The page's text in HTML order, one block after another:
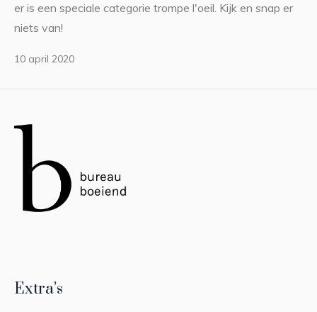
er is een speciale categorie trompe l'oeil. Kijk en snap er
niets van!
10 april 2020
Extra’s